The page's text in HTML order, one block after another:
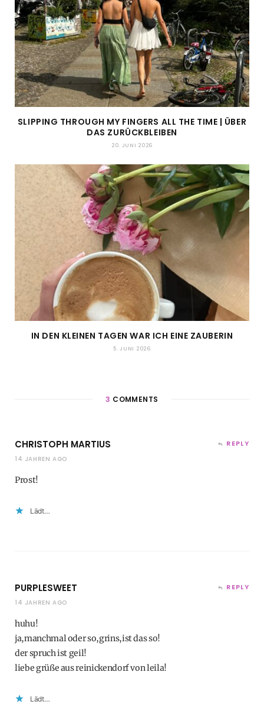
SLIPPING THROUGH MY FINGERS ALL THE TIME | ÜBER
DAS ZURÜCKBLEIBEN
20. JUNI 2026
IN DEN KLEINEN TAGEN WAR ICH EINE ZAUBERIN
5. JUNI 2026
3 COMMENTS
CHRISTOPH MARTIUS
14 JAHREN AGO
REPLY
Prost!
Lädt…
PURPLESWEET
14 JAHREN AGO
REPLY
huhu!
ja,manchmal oder so,grins,ist das so!
der spruch ist geil!
liebe grüße aus reinickendorf von leila!
Lädt…